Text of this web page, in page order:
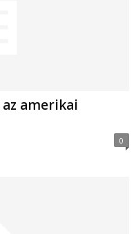
amerikai
0